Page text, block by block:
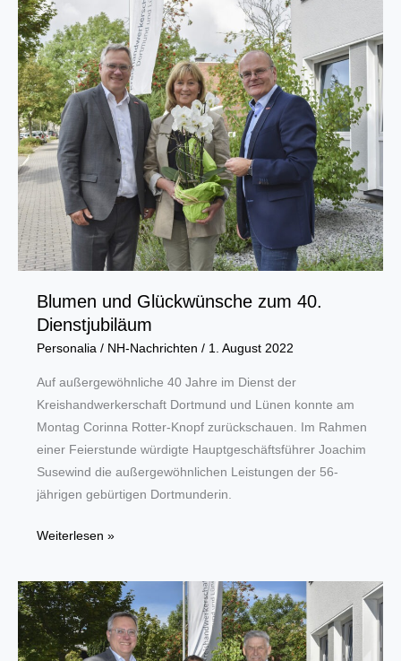
um
Werner
Kocher
Blumen und Glückwünsche zum 40.
Dienstjubiläum
Personalia / NH-Nachrichten / 1. August 2022
Auf außergewöhnliche 40 Jahre im Dienst der
Kreishandwerkerschaft Dortmund und Lünen konnte am
Montag Corinna Rotter-Knopf zurückschauen. Im Rahmen
einer Feierstunde würdigte Hauptgeschäftsführer Joachim
Susewind die außergewöhnlichen Leistungen der 56-
jährigen gebürtigen Dortmunderin.
Blumen
Glückwünsche
zum
40.
Dienstjubiläum
Weiterlesen »